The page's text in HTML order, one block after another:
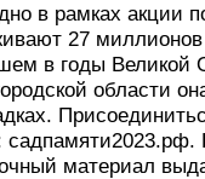
в рамках акции
27
в годы Великой
области
материал